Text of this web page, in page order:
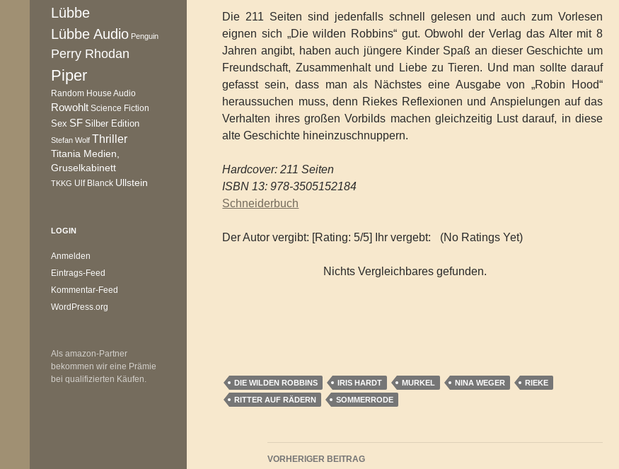
Die 211 Seiten sind jedenfalls schnell gelesen und auch zum Vorlesen
eignen sich „Die wilden Robbins“ gut. Obwohl der Verlag das Alter mit 8
Jahren angibt, haben auch jüngere Kinder Spaß an dieser Geschichte um
Freundschaft, Zusammenhalt und Liebe zu Tieren. Und man sollte darauf
gefasst sein, dass man als Nächstes eine Ausgabe von „Robin Hood“
heraussuchen muss, denn Riekes Reflexionen und Anspielungen auf das
Verhalten ihres großen Vorbilds machen gleichzeitig Lust darauf, in diese
alte Geschichte hineinzuschnuppern.
Hardcover: 211 Seiten
ISBN 13: 978-3505152184
Schneiderbuch
Der Autor vergibt: [Rating: 5/5] Ihr vergebt: (No Ratings Yet)
Nichts Vergleichbares gefunden.
DIE WILDEN ROBBINS IRIS HARDT MURKEL NINA WEGER
RIEKE
RITTER AUF RÄDERN
SOMMERRODE
Beitragsnavigation
VORHERIGER BEITRAG
Lübbe
Lübbe Audio Penguin
Perry Rhodan
Piper
Random House Audio
Rowohlt Science Fiction
Sex SF Silber Edition
Stefan Wolf Thriller
Titania Medien,
Gruselkabinett
TKKG Ulf Blanck Ullstein
LOGIN
Anmelden
Eintrags-Feed
Kommentar-Feed
WordPress.org
Als amazon-Partner
bekommen wir eine Prämie
bei qualifizierten Käufen.